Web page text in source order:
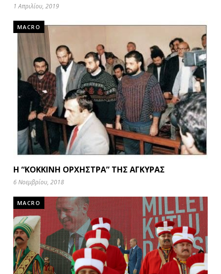
1 Απριλίου, 2019
MACRO
Η “ΚΟΚΚΙΝΗ ΟΡΧΗΣΤΡΑ” ΤΗΣ ΑΓΚΥΡΑΣ
6 Νοεμβρίου, 2018
MACRO